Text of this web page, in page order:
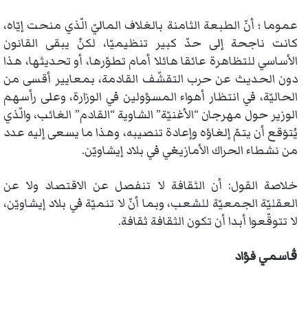
عموما ؛ أنّ الطبعة الثامنة بالغلاف الماليّ الّذي منحت إيّاه،
كانت ناجحة إلى حدّ كبير تنظيميّا، لكنْ يبقى القانون
الأساسي للتظاهرة عائقا هائلا أمام تطوّرها، أو تحديثها، هذا
دون الحديث عن حرب التقشّف القادمة، بمعايير أقسى من
الحاليّة، في انتظار أهواء المسؤولين في الوزارة، وعلى رأسهم
الوزير حول مهرجان “الأغنيّة” الشاوية “القادم” الغائب، والّذي
يُتوَقع أن يتمّ إلغاؤه وإعادة تنصيبه، وهذا ما يسعى إليه عدد
من نشطاء الحراك الأمازيغي في بلاد إيشاويّن.
خلاصة القول: أن الثقافة لا تنفصل عن الاقتصاد ولا عن
العقليّة الجمعيّة للشعب، وبما أنّ لا تنميّة في بلاد إيشاويّن،
لا تتوقّعوا أبدا أن تكون الثقافة ثقافة.
ڨاسمي فؤاد